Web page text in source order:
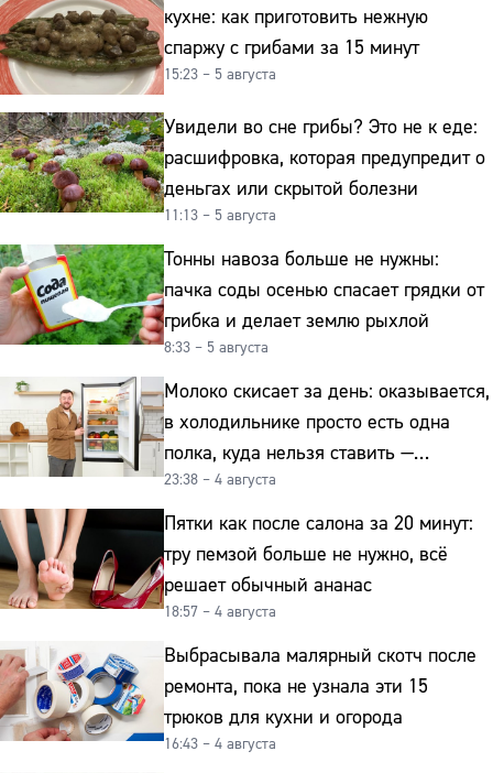
кухне: как приготовить нежную
спаржу с грибами за 15 минут
15:23 – 5 августа
Увидели во сне грибы? Это не к еде:
расшифровка, которая предупредит о
деньгах или скрытой болезни
11:13 – 5 августа
Тонны навоза больше не нужны:
пачка соды осенью спасает грядки от
грибка и делает землю рыхлой
8:33 – 5 августа
Молоко скисает за день: оказывается,
в холодильнике просто есть одна
полка, куда нельзя ставить —
превращает свежие продукты
в бактериальную бомбу
23:38 – 4 августа
Пятки как после салона за 20 минут:
тру пемзой больше не нужно, всё
решает обычный ананас
18:57 – 4 августа
Выбрасывала малярный скотч после
ремонта, пока не узнала эти 15
трюков для кухни и огорода
16:43 – 4 августа